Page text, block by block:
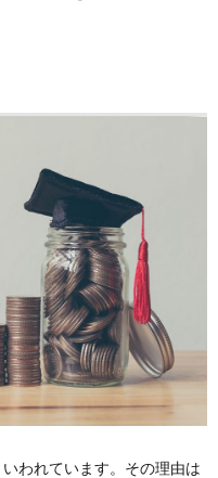
われています。その理由は